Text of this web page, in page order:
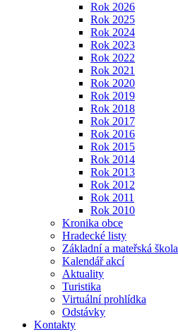
Rok 2026
Rok 2025
Rok 2024
Rok 2023
Rok 2022
Rok 2021
Rok 2020
Rok 2019
Rok 2018
Rok 2017
Rok 2016
Rok 2015
Rok 2014
Rok 2013
Rok 2012
Rok 2011
Rok 2010
Kronika obce
Hradecké listy
Základní a mateřská škola
Kalendář akcí
Aktuality
Turistika
Virtuální prohlídka
Odstávky
Kontakty